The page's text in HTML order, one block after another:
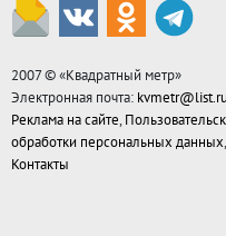
2007 © «Квадратный метр»
Электронная почта: kvmetr@list.ru
Реклама на сайте,
обработки персональных данных,
Контакты